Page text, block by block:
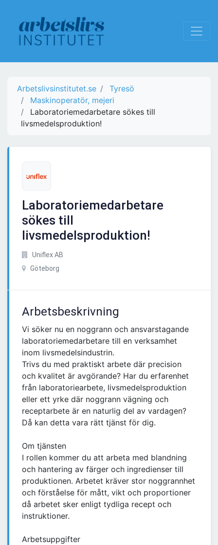
Arbetslivsinstitutet.se
Tyresö
Maskinoperatör, mejeri
Laboratoriemedarbetare sökes till
livsmedelsproduktion!
Laboratoriemedarbetare
sökes till
livsmedelsproduktion!
Uniflex AB
Göteborg
Arbetsbeskrivning
Vi söker nu en noggrann och ansvarstagande
laboratoriemedarbetare till en verksamhet
inom livsmedelsindustrin.
Trivs du med praktiskt arbete där precision
och kvalitet är avgörande? Har du erfarenhet
från laboratoriearbete, livsmedelsproduktion
eller ett yrke där noggrann vägning och
receptarbete är en naturlig del av vardagen?
Då kan detta vara rätt tjänst för dig.
Om tjänsten
I rollen kommer du att arbeta med blandning
och hantering av färger och ingredienser till
produktionen. Arbetet kräver stor noggrannhet
och förståelse för mått, vikt och proportioner
då arbetet sker enligt tydliga recept och
instruktioner.
Arbetsuppgifter